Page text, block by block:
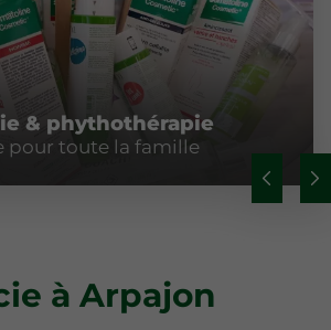
& phythothérapie
pour toute la famille
à Arpajon